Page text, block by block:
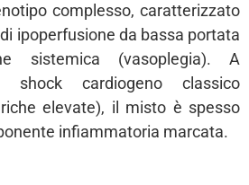
complesso, caratterizzato
ipoperfusione da bassa portata
sistemica (vasoplegia). A
shock cardiogeno classico
elevate), il misto è spesso
infiammatoria marcata.